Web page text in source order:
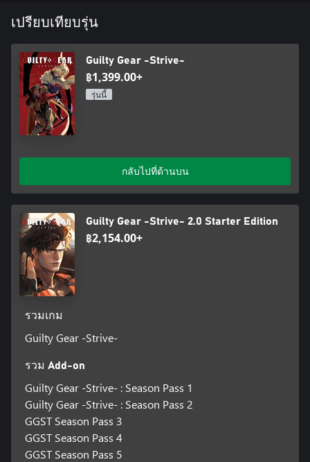
เปรียบเทียบรุ่น
Guilty Gear -Strive-
฿1,399.00+
รุ่นนี้
กลับไปที่ด้านบน
Guilty Gear -Strive- 2.0 Starter Edition
฿2,154.00+
รวมเกม
Guilty Gear -Strive-
รวม Add-on
Guilty Gear -Strive- : Season Pass 1
Guilty Gear -Strive- : Season Pass 2
GGST Season Pass 3
GGST Season Pass 4
GGST Season Pass 5